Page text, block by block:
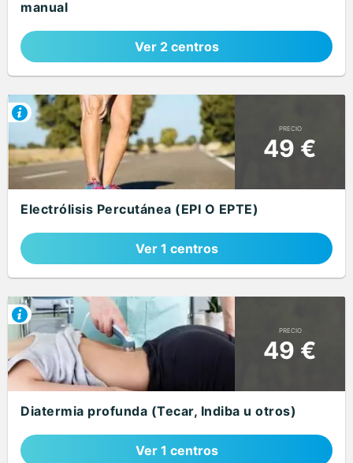
manual
Ver 2 centros
PRECIO
49 €
Electrólisis Percutánea (EPI O EPTE)
Ver 1 centros
PRECIO
49 €
Diatermia profunda (Tecar, Indiba u otros)
Ver 1 centros